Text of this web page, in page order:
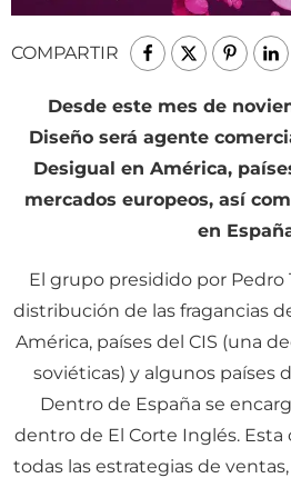
COMPARTIR
Desde este mes de
Diseño será agente
Desigual en América,
mercados europeos, así
en
El grupo presidido por Pedro
distribución de las fragancias
América, países del CIS (una
soviéticas) y algunos países
Dentro de España se
dentro de El Corte Inglés. Esta
todas las estrategias de